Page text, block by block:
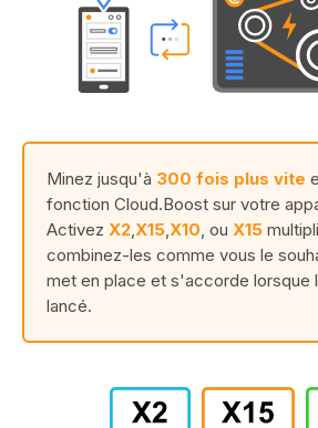
Minez jusqu'à 300 fois plus vite
fonction Cloud.Boost sur votre
Activez X2 X15 X10 , ou X15
combinez-les comme vous le
met en place et s'accorde lorsque
lancé.